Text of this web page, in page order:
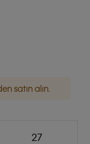
satın alın.
27